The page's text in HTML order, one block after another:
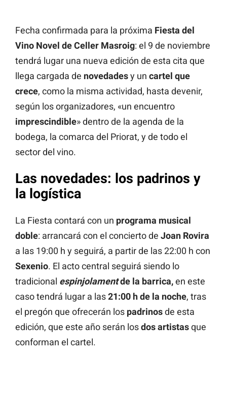
Fecha confirmada para la próxima Fiesta del
Vino Novel de Celler Masroig: el 9 de noviembre
tendrá lugar una nueva edición de esta cita que
llega cargada de novedadesy un cartel que
crece, como la misma actividad, hasta devenir,
según los organizadores, «un encuentro
imprescindible» dentro de la agenda de la
bodega, la comarca del Priorat, y de todo el
sector del vino.
Las novedades: los padrinos y
la logística
La Fiesta contará con un programa musical
doble: arrancará con el concierto de Joan Rovira
a las 19:00 h y seguirá, a partir de las 22:00 h con
Sexenio. El acto central seguirá siendo lo
tradicional espinjolamentde la barrica,en este
caso tendrá lugar a las21:00 h de la noche, tras
el pregón que ofrecerán los padrinosde esta
edición, que este año serán losdos artistasque
conforman el cartel.